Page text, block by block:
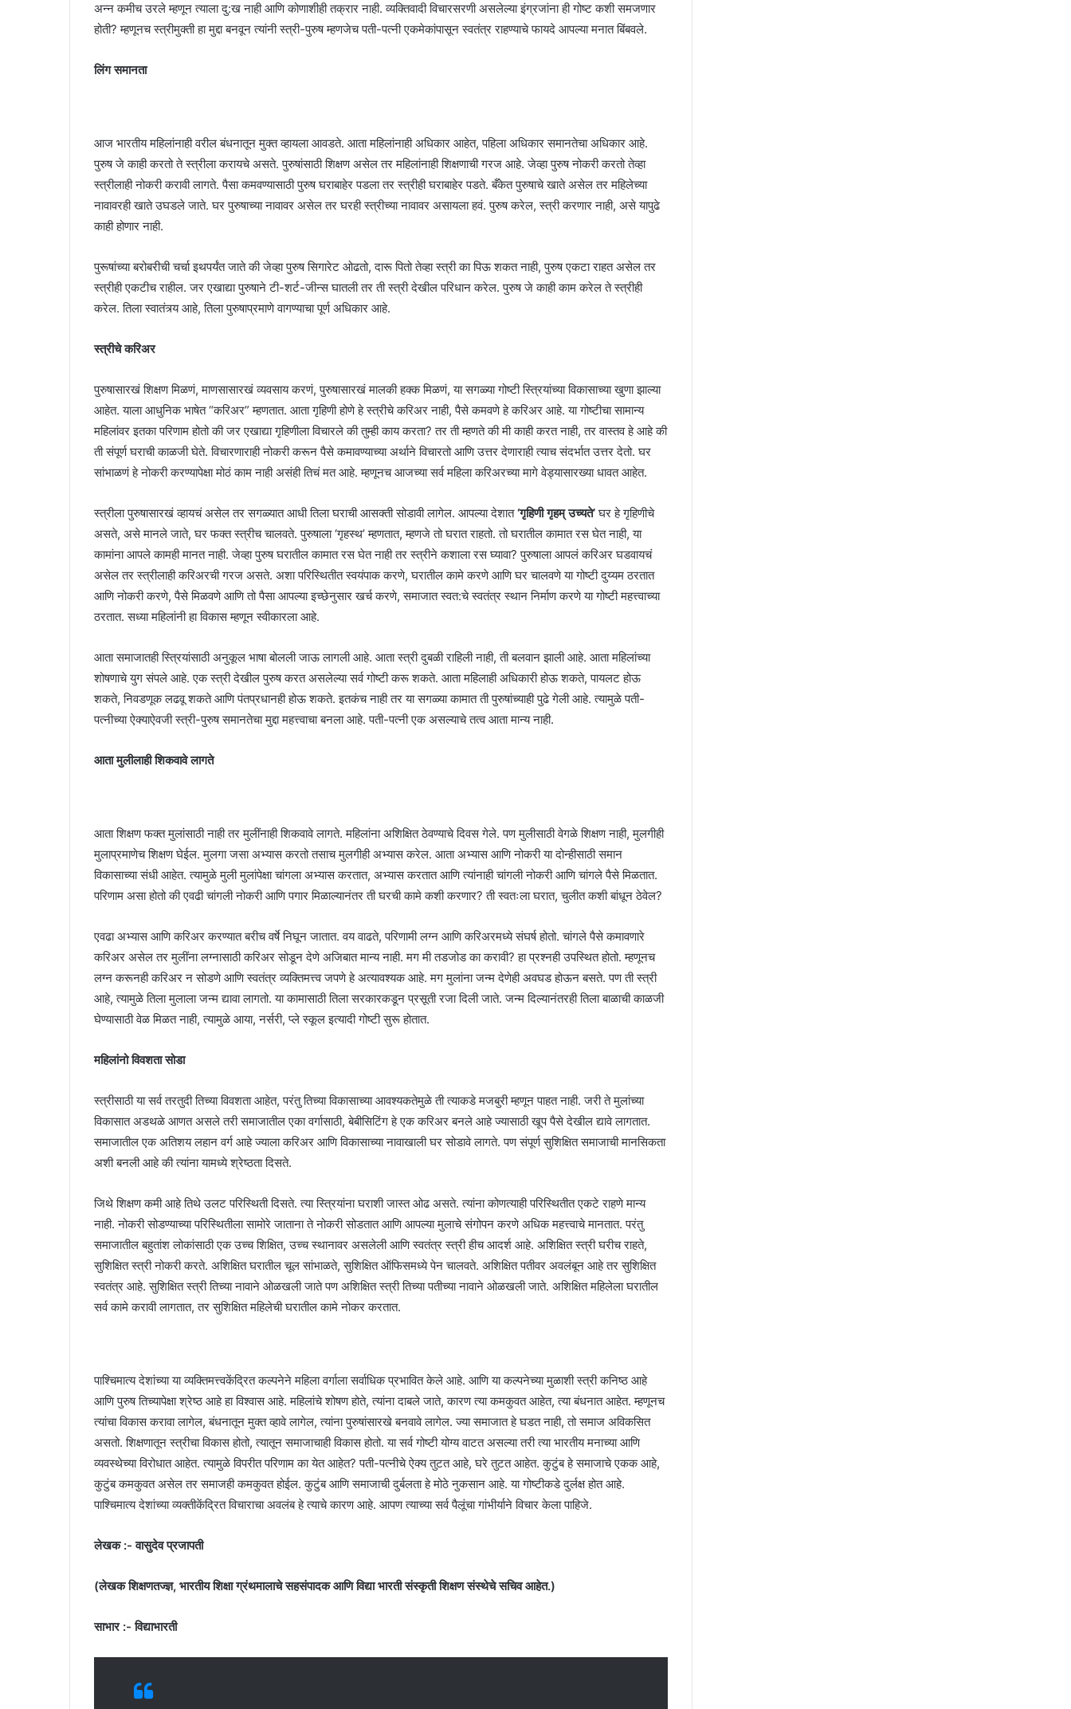
अन्न कमीच उरले म्हणून त्याला दु:ख नाही आणि कोणाशीही तक्रार नाही. व्यक्तिवादी विचारसरणी असलेल्या इंग्रजांना ही गोष्ट कशी समजणार
होती? म्हणूनच स्त्रीमुक्ती हा मुद्दा बनवून त्यांनी स्त्री-पुरुष म्हणजेच पती-पत्नी एकमेकांपासून स्वतंत्र राहण्याचे फायदे आपल्या मनात बिंबवले.
लिंग समानता
आज भारतीय महिलांनाही वरील बंधनातून मुक्त व्हायला आवडते. आता महिलांनाही अधिकार आहेत, पहिला अधिकार समानतेचा अधिकार आहे.
पुरुष जे काही करतो ते स्त्रीला करायचे असते. पुरुषांसाठी शिक्षण असेल तर महिलांनाही शिक्षणाची गरज आहे. जेव्हा पुरुष नोकरी करतो तेव्हा
स्त्रीलाही नोकरी करावी लागते. पैसा कमवण्यासाठी पुरुष घराबाहेर पडला तर स्त्रीही घराबाहेर पडते. बँकेत पुरुषाचे खाते असेल तर महिलेच्या
नावावरही खाते उघडले जाते. घर पुरुषाच्या नावावर असेल तर घरही स्त्रीच्या नावावर असायला हवं. पुरुष करेल, स्त्री करणार नाही, असे यापुढे
काही होणार नाही.
पुरूषांच्या बरोबरीची चर्चा इथपर्यंत जाते की जेव्हा पुरुष सिगारेट ओढतो, दारू पितो तेव्हा स्त्री का पिऊ शकत नाही, पुरुष एकटा राहत असेल तर
स्त्रीही एकटीच राहील. जर एखाद्या पुरुषाने टी-शर्ट-जीन्स घातली तर ती स्त्री देखील परिधान करेल. पुरुष जे काही काम करेल ते स्त्रीही
करेल. तिला स्वातंत्र्य आहे, तिला पुरुषाप्रमाणे वागण्याचा पूर्ण अधिकार आहे.
स्त्रीचे करिअर
पुरुषासारखं शिक्षण मिळणं, माणसासारखं व्यवसाय करणं, पुरुषासारखं मालकी हक्क मिळणं, या सगळ्या गोष्टी स्त्रियांच्या विकासाच्या खुणा झाल्या
आहेत. याला आधुनिक भाषेत “करिअर” म्हणतात. आता गृहिणी होणे हे स्त्रीचे करिअर नाही, पैसे कमवणे हे करिअर आहे. या गोष्टीचा सामान्य
महिलांवर इतका परिणाम होतो की जर एखाद्या गृहिणीला विचारले की तुम्ही काय करता? तर ती म्हणते की मी काही करत नाही, तर वास्तव हे आहे की
ती संपूर्ण घराची काळजी घेते. विचारणाराही नोकरी करून पैसे कमावण्याच्या अर्थाने विचारतो आणि उत्तर देणाराही त्याच संदर्भात उत्तर देतो. घर
सांभाळणं हे नोकरी करण्यापेक्षा मोठं काम नाही असंही तिचं मत आहे. म्हणूनच आजच्या सर्व महिला करिअरच्या मागे वेड्यासारख्या धावत आहेत.
स्त्रीला पुरुषासारखं व्हायचं असेल तर सगळ्यात आधी तिला घराची आसक्ती सोडावी लागेल. आपल्या देशात‘गृहिणी गृहम् उच्यते’घर हे गृहिणीचे
असते, असे मानले जाते, घर फक्त स्त्रीच चालवते. पुरुषाला ‘गृहस्थ’ म्हणतात, म्हणजे तो घरात राहतो. तो घरातील कामात रस घेत नाही, या
कामांना आपले कामही मानत नाही. जेव्हा पुरुष घरातील कामात रस घेत नाही तर स्त्रीने कशाला रस घ्यावा? पुरुषाला आपलं करिअर घडवायचं
असेल तर स्त्रीलाही करिअरची गरज असते. अशा परिस्थितीत स्वयंपाक करणे, घरातील कामे करणे आणि घर चालवणे या गोष्टी दुय्यम ठरतात
आणि नोकरी करणे, पैसे मिळवणे आणि तो पैसा आपल्या इच्छेनुसार खर्च करणे, समाजात स्वत:चे स्वतंत्र स्थान निर्माण करणे या गोष्टी महत्त्वाच्या
ठरतात. सध्या महिलांनी हा विकास म्हणून स्वीकारला आहे.
आता समाजातही स्त्रियांसाठी अनुकूल भाषा बोलली जाऊ लागली आहे. आता स्त्री दुबळी राहिली नाही, ती बलवान झाली आहे. आता महिलांच्या
शोषणाचे युग संपले आहे. एक स्त्री देखील पुरुष करत असलेल्या सर्व गोष्टी करू शकते. आता महिलाही अधिकारी होऊ शकते, पायलट होऊ
शकते, निवडणूक लढवू शकते आणि पंतप्रधानही होऊ शकते. इतकंच नाही तर या सगळ्या कामात ती पुरुषांच्याही पुढे गेली आहे. त्यामुळे पती-
पत्नीच्या ऐक्याऐवजी स्त्री-पुरुष समानतेचा मुद्दा महत्त्वाचा बनला आहे. पती-पत्नी एक असल्याचे तत्व आता मान्य नाही.
आता मुलीलाही शिकवावे लागते
आता शिक्षण फक्त मुलांसाठी नाही तर मुलींनाही शिकवावे लागते. महिलांना अशिक्षित ठेवण्याचे दिवस गेले. पण मुलीसाठी वेगळे शिक्षण नाही, मुलगीही
मुलाप्रमाणेच शिक्षण घेईल. मुलगा जसा अभ्यास करतो तसाच मुलगीही अभ्यास करेल. आता अभ्यास आणि नोकरी या दोन्हीसाठी समान
विकासाच्या संधी आहेत. त्यामुळे मुली मुलांपेक्षा चांगला अभ्यास करतात, अभ्यास करतात आणि त्यांनाही चांगली नोकरी आणि चांगले पैसे मिळतात.
परिणाम असा होतो की एवढी चांगली नोकरी आणि पगार मिळाल्यानंतर ती घरची कामे कशी करणार? ती स्वतःला घरात, चुलीत कशी बांधून ठेवेल?
एवढा अभ्यास आणि करिअर करण्यात बरीच वर्षे निघून जातात. वय वाढते, परिणामी लग्न आणि करिअरमध्ये संघर्ष होतो. चांगले पैसे कमावणारे
करिअर असेल तर मुलींना लग्नासाठी करिअर सोडून देणे अजिबात मान्य नाही. मग मी तडजोड का करावी? हा प्रश्नही उपस्थित होतो. म्हणूनच
लग्न करूनही करिअर न सोडणे आणि स्वतंत्र व्यक्तिमत्त्व जपणे हे अत्यावश्यक आहे. मग मुलांना जन्म देणेही अवघड होऊन बसते. पण ती स्त्री
आहे, त्यामुळे तिला मुलाला जन्म द्यावा लागतो. या कामासाठी तिला सरकारकडून प्रसूती रजा दिली जाते. जन्म दिल्यानंतरही तिला बाळाची काळजी
घेण्यासाठी वेळ मिळत नाही, त्यामुळे आया, नर्सरी, प्ले स्कूल इत्यादी गोष्टी सुरू होतात.
महिलांनो विवशता सोडा
स्त्रीसाठी या सर्व तरतुदी तिच्या विवशता आहेत, परंतु तिच्या विकासाच्या आवश्यकतेमुळे ती त्याकडे मजबुरी म्हणून पाहत नाही. जरी ते मुलांच्या
विकासात अडथळे आणत असले तरी समाजातील एका वर्गासाठी, बेबीसिटिंग हे एक करिअर बनले आहे ज्यासाठी खूप पैसे देखील द्यावे लागतात.
समाजातील एक अतिशय लहान वर्ग आहे ज्याला करिअर आणि विकासाच्या नावाखाली घर सोडावे लागते. पण संपूर्ण सुशिक्षित समाजाची मानसिकता
अशी बनली आहे की त्यांना यामध्ये श्रेष्ठता दिसते.
जिथे शिक्षण कमी आहे तिथे उलट परिस्थिती दिसते. त्या स्त्रियांना घराशी जास्त ओढ असते. त्यांना कोणत्याही परिस्थितीत एकटे राहणे मान्य
नाही. नोकरी सोडण्याच्या परिस्थितीला सामोरे जाताना ते नोकरी सोडतात आणि आपल्या मुलाचे संगोपन करणे अधिक महत्त्वाचे मानतात. परंतु
समाजातील बहुतांश लोकांसाठी एक उच्च शिक्षित, उच्च स्थानावर असलेली आणि स्वतंत्र स्त्री हीच आदर्श आहे. अशिक्षित स्त्री घरीच राहते,
सुशिक्षित स्त्री नोकरी करते. अशिक्षित घरातील चूल सांभाळते, सुशिक्षित ऑफिसमध्ये पेन चालवते. अशिक्षित पतीवर अवलंबून आहे तर सुशिक्षित
स्वतंत्र आहे. सुशिक्षित स्त्री तिच्या नावाने ओळखली जाते पण अशिक्षित स्त्री तिच्या पतीच्या नावाने ओळखली जाते. अशिक्षित महिलेला घरातील
सर्व कामे करावी लागतात, तर सुशिक्षित महिलेची घरातील कामे नोकर करतात.
पाश्चिमात्य देशांच्या या व्यक्तिमत्त्वकेंद्रित कल्पनेने महिला वर्गाला सर्वाधिक प्रभावित केले आहे. आणि या कल्पनेच्या मुळाशी स्त्री कनिष्ठ आहे
आणि पुरुष तिच्यापेक्षा श्रेष्ठ आहे हा विश्वास आहे. महिलांचे शोषण होते, त्यांना दाबले जाते, कारण त्या कमकुवत आहेत, त्या बंधनात आहेत. म्हणूनच
त्यांचा विकास करावा लागेल, बंधनातून मुक्त व्हावे लागेल, त्यांना पुरुषांसारखे बनवावे लागेल. ज्या समाजात हे घडत नाही, तो समाज अविकसित
असतो. शिक्षणातून स्त्रीचा विकास होतो, त्यातून समाजाचाही विकास होतो. या सर्व गोष्टी योग्य वाटत असल्या तरी त्या भारतीय मनाच्या आणि
व्यवस्थेच्या विरोधात आहेत. त्यामुळे विपरीत परिणाम का येत आहेत? पती-पत्नीचे ऐक्य तुटत आहे, घरे तुटत आहेत. कुटुंब हे समाजाचे एकक आहे,
कुटुंब कमकुवत असेल तर समाजही कमकुवत होईल. कुटुंब आणि समाजाची दुर्बलता हे मोठे नुकसान आहे. या गोष्टीकडे दुर्लक्ष होत आहे.
पाश्चिमात्य देशांच्या व्यक्तीकेंद्रित विचाराचा अवलंब हे त्याचे कारण आहे. आपण त्याच्या सर्व पैलूंचा गांभीर्याने विचार केला पाहिजे.
लेखक :- वासुदेव प्रजापती
(लेखक शिक्षणतज्ज्ञ, भारतीय शिक्षा ग्रंथमालाचे सहसंपादक आणि विद्या भारती संस्कृती शिक्षण संस्थेचे सचिव आहेत.)
साभार :- विद्याभारती